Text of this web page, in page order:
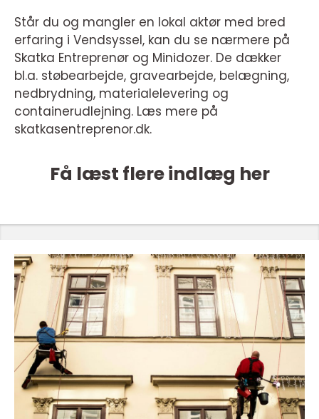
Står du og mangler en lokal aktør med bred
erfaring i Vendsyssel, kan du se nærmere på
Skatka Entreprenør og Minidozer. De dækker
bl.a. støbearbejde, gravearbejde, belægning,
nedbrydning, materialelevering og
containerudlejning. Læs mere på
skatkasentreprenor.dk.
Få læst flere indlæg her